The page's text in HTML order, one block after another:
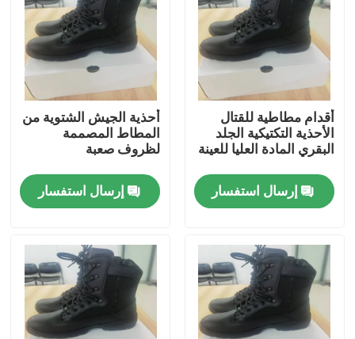
حولنا
جولة في المصنع
مراقبة الجودة
أخبار
ملابس عسكرية تكتيكية
سترة عسكرية تكتيكية مضادة للرصاص
أقدام مطاطية للقتال
الأحذية التكتيكية الجلد
البقري المادة العليا للعينة
إرسال استفسار
أحذية الجيش الشتوية من
المطاط المصممة
لظروف صعبة
إرسال استفسار